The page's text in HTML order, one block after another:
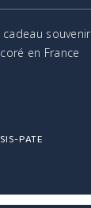
souvenir
en France
PATE